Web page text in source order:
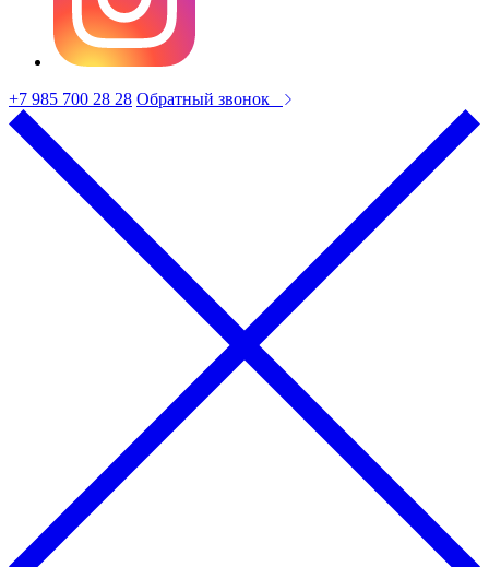
+7 985 700 28 28 Обратный звонок